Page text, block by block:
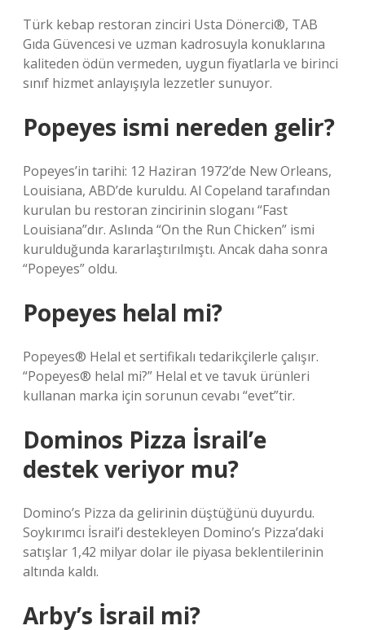
Türk kebap restoran zinciri Usta Dönerci®, TAB
Gıda Güvencesi ve uzman kadrosuyla konuklarına
kaliteden ödün vermeden, uygun fiyatlarla ve birinci
sınıf hizmet anlayışıyla lezzetler sunuyor.
Popeyes ismi nereden gelir?
Popeyes’in tarihi: 12 Haziran 1972’de New Orleans,
Louisiana, ABD’de kuruldu. Al Copeland tarafından
kurulan bu restoran zincirinin sloganı “Fast
Louisiana”dır. Aslında “On the Run Chicken” ismi
kurulduğunda kararlaştırılmıştı. Ancak daha sonra
“Popeyes” oldu.
Popeyes helal mi?
Popeyes® Helal et sertifikalı tedarikçilerle çalışır.
“Popeyes® helal mi?” Helal et ve tavuk ürünleri
kullanan marka için sorunun cevabı “evet”tir.
Dominos Pizza İsrail’e
destek veriyor mu?
Domino’s Pizza da gelirinin düştüğünü duyurdu.
Soykırımcı İsrail’i destekleyen Domino’s Pizza’daki
satışlar 1,42 milyar dolar ile piyasa beklentilerinin
altında kaldı.
Arby’s İsrail mi?